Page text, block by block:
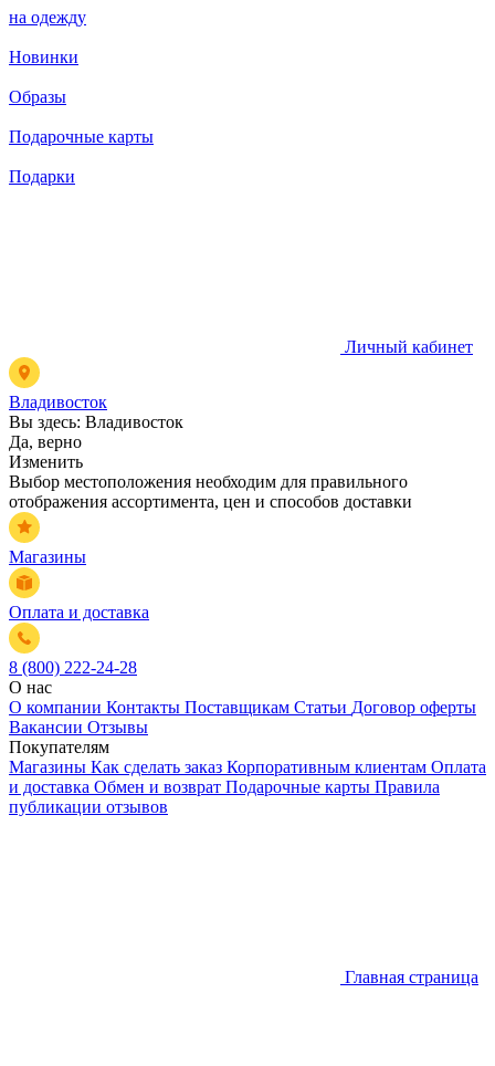
на одежду
Новинки
Образы
Подарочные карты
Подарки
Личный кабинет
Владивосток
Вы здесь: Владивосток
Да, верно
Изменить
Выбор местоположения необходим для правильного
отображения ассортимента, цен и способов доставки
Магазины
Оплата и доставка
8 (800) 222-24-28
О нас
О компании Контакты Поставщикам Статьи Договор оферты
Вакансии Отзывы
Покупателям
Магазины Как сделать заказ Корпоративным клиентам Оплата
и доставка Обмен и возврат Подарочные карты Правила
публикации отзывов
Главная страница